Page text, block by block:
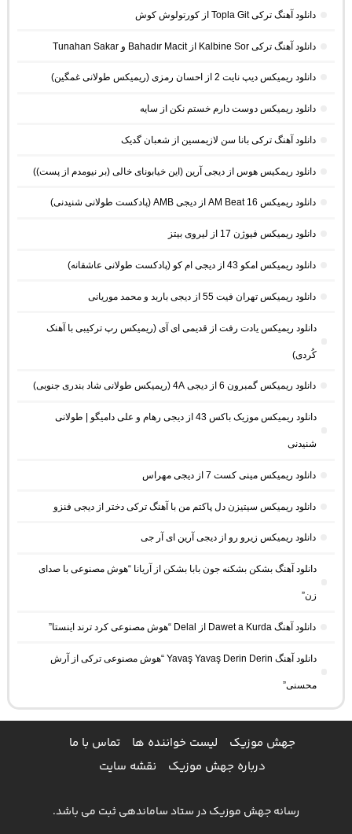
دانلود آهنگ ترکی Topla Git از کورتولوش کوش
دانلود آهنگ ترکی Kalbine Sor از Bahadır Macit و Tunahan Sakar
دانلود ریمیکس دیپ نایت 2 از احسان رمزی (ریمیکس طولانی غمگین)
دانلود ریمیکس دوست دارم خستم نکن از سایه
دانلود آهنگ ترکی بانا سن لازیمسین از شعبان گدیک
دانلود ریمکیس هوس از دیجی آرین (این خیابونای خالی (بر نیومدم از پست))
دانلود ریمیکس AM Beat 16 از دیجی AMB (پادکست طولانی شنیدنی)
دانلود ریمیکس فیوژن 17 از لیروی بیتز
دانلود ریمیکس امکو 43 از دیجی ام کو (پادکست طولانی عاشقانه)
دانلود ریمیکس تهران فیت 55 از دیجی باربد و محمد موریانی
دانلود ریمیکس یادت رفت از قدیمی ای آی (ریمیکس رپ ترکیبی با آهنک
کُردی)
دانلود ریمیکس گمبرون 6 از دیجی 4A (ریمیکس طولانی شاد بندری جنوبی)
دانلود ریمیکس موزیک باکس 43 از دیجی رهام و علی دامیگو | طولانی
شنیدنی
دانلود ریمیکس مینی کست 7 از دیجی مهراس
دانلود ریمیکس سیتیزن دل پاکتم من با آهنگ ترکی دختر از دیجی فنزو
دانلود ریمیکس زیرو رو از دیجی آرین ای آر جی
دانلود آهنگ بشکن بشکنه جون بابا بشکن از آریانا “هوش مصنوعی با صدای
زن”
دانلود آهنگ Dawet a Kurda از Delal “هوش مصنوعی کرد ترند اینستا”
دانلود آهنگ Yavaş Yavaş Derin Derin “هوش مصنوعی ترکی از آرش
محسنی”
جهش موزیک لیست خواننده ها
تماس با ما
درباره جهش موزیک
نقشه سایت
رسانه جهش موزیک در ستاد ساماندهی ثبت می باشد.